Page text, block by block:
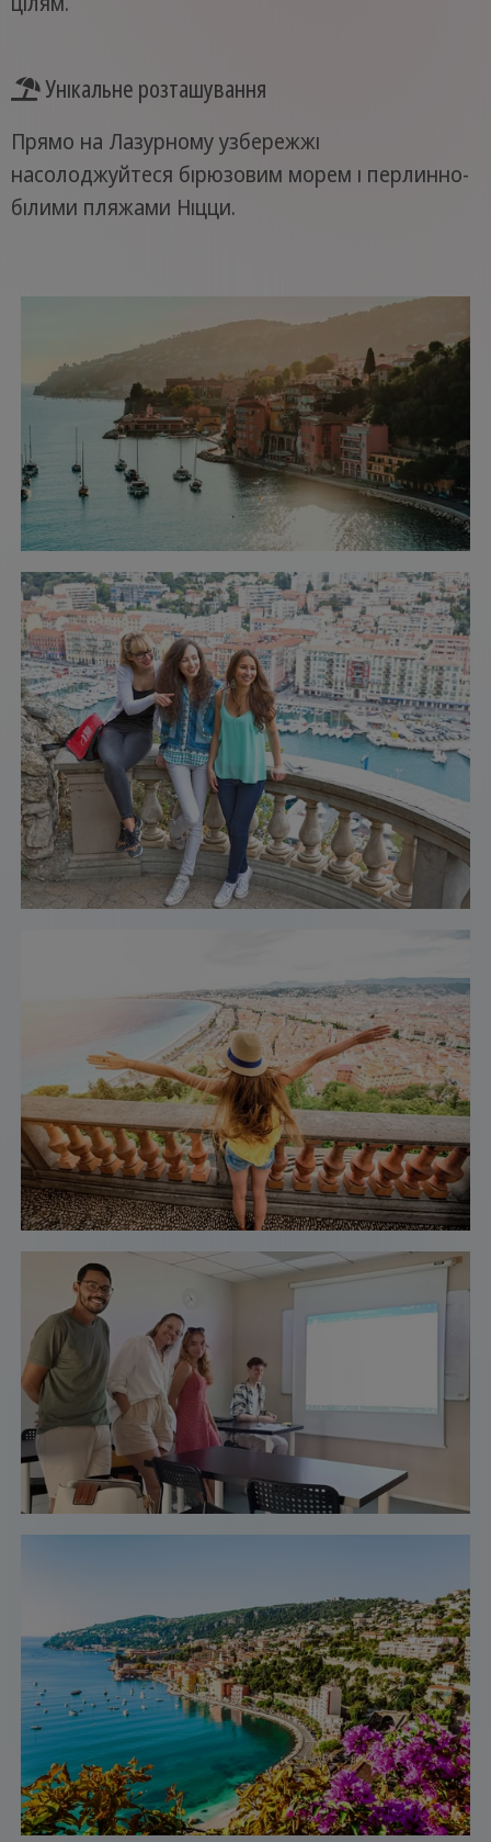
Унікальне розташування
Прямо на Лазурному узбережжі
насолоджуйтеся бірюзовим морем і перлинно-
білими пляжами Ніцци.